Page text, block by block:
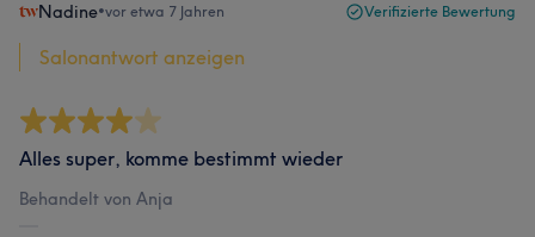
Nadine•vor etwa 7 Jahren Verifizierte Bewertung
Salonantwort anzeigen
Alles super, komme bestimmt wieder
Behandelt von Anja